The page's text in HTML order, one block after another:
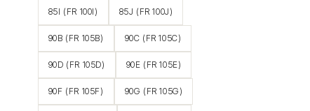
85I (FR 100I) 85J (FR 100J)
90B (FR 105B) 90C (FR 105C)
90D (FR 105D) 90E (FR 105E)
90F (FR 105F) 90G (FR 105G)